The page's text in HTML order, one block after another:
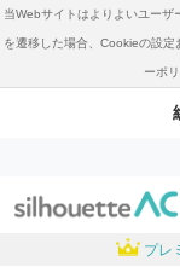
当Webサイトはよりよいユー
を遷移した場合、Cookieの設
ーポ
プレ